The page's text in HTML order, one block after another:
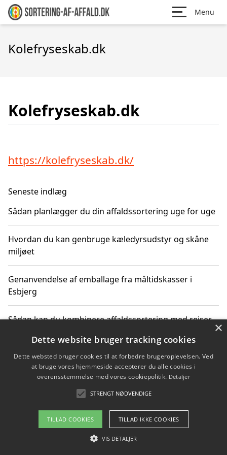
Menu
Kolefryseskab.dk
Kolefryseskab.dk
https://kolefryseskab.dk/
Seneste indlæg
Sådan planlægger du din affaldssortering uge for uge
Hvordan du kan genbruge kæledyrsudstyr og skåne
miljøet
Genanvendelse af emballage fra måltidskasser i
Esbjerg
Sådan kan du kombinere affaldssortering med rejser
Hvordan affaldssortering kan bidrage til co2 reduktion
Om / kontakt
Blog Betingelser
×
Dette website bruger tracking cookies
Dette websted bruger cookies til at forbedre brugeroplevelsen. Ved
at bruge vores hjemmeside accepterer du alle cookies i
overensstemmelse med vores cookiepolitik. Detaljer
STRENGT NØDVENDIGE
TILLAD COOKIES TILLAD IKKE COOKIES
VIS DETALJER